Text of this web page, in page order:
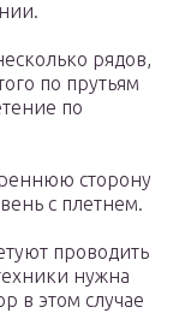
рядов,
по прутьям
по
сторону
с плетнем.
проводить
нужна
в этом случае